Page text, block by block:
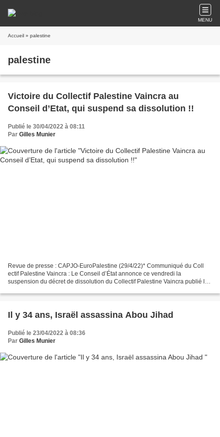
MENU
Accueil » palestine
palestine
Victoire du Collectif Palestine Vaincra au
Conseil d’Etat, qui suspend sa dissolution !!
Publié le 30/04/2022 à 08:11
Par Gilles Munier
Revue de presse : CAPJO-EuroPalestine (29/4/22)* Communiqué du Coll
ectif Palestine Vaincra : Le Conseil d’État annonce ce vendredi la
suspension du décret de dissolution du Collectif Palestine Vaincra publié le
Il y 34 ans, Israël assassina Abou Jihad
Publié le 23/04/2022 à 08:36
Par Gilles Munier